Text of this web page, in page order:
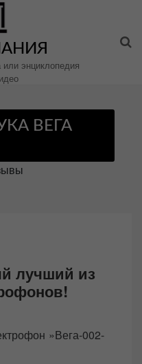
или энциклопедия
ВЕГА
лучший из
»Вега-002-